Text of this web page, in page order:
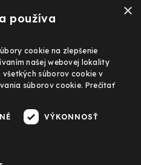
on-line platby
×
používa
cookie na zlepšenie
našej webovej lokality
všetkých súborov cookie v
súborov cookie. Prečítať
VÝKONNOSŤ